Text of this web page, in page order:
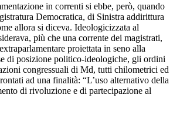
in correnti si ebbe, però, quando
Democratica, di Sinistra addirittura
allora si diceva. Ideologicizzata al
più che una corrente dei magistrati,
proiettata in seno alla
di posizione politico-ideologiche, gli ordini
congressuali di Md, tutti chilometrici ed
ad una finalità: “L’uso alternativo della
di rivoluzione e di partecipazione al